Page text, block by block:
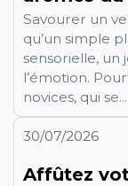
Savourer un
qu’un simple
sensorielle, un
l’émotion.
novices, qui se...
30/07/2026
Affûtez